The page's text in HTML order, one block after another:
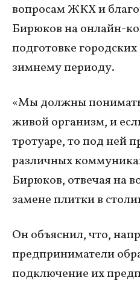
вопросам ЖКХ и
Бирюков на онлайн-
подготовке
зимнему периоду.
«Мы должны
живой организм, и
тротуаре, то под ней
различных
Бирюков, отвечая на
замене плитки в
Он объяснил, что,
предприниматели
подключение их